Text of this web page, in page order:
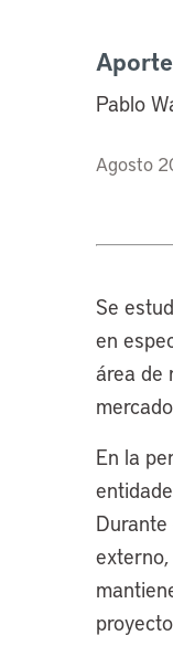
Pablo
Agosto
Se
en
área de
En la